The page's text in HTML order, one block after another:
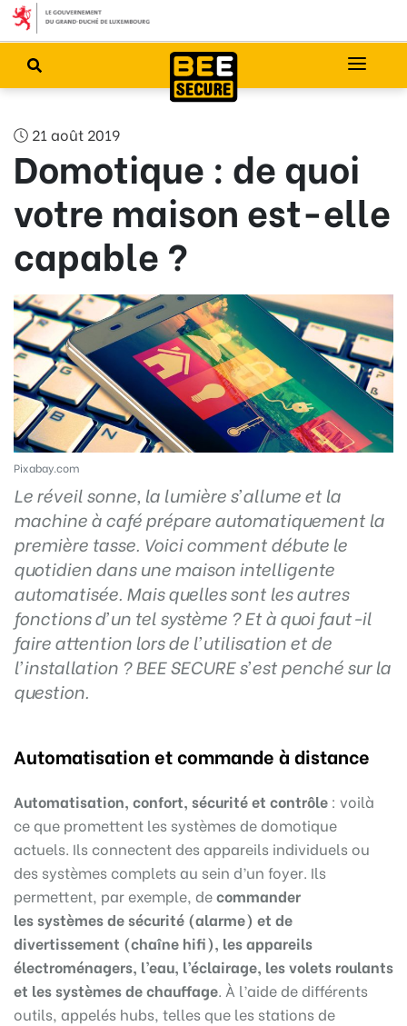
21 août 2019
Domotique : de quoi
votre maison est-elle
capable ?
Pixabay.com
Le réveil sonne, la lumière s’allume et la
machine à café prépare automatiquement la
première tasse. Voici comment débute le
quotidien dans une maison intelligente
automatisée. Mais quelles sont les autres
fonctions d’un tel système ? Et à quoi faut-il
faire attention lors de l’utilisation et de
l’installation ? BEE SECURE s’est penché sur la
question.
Automatisation et commande à distance
Automatisation, confort, sécurité et contrôle : voilà
ce que promettent les systèmes de domotique
actuels. Ils connectent des appareils individuels ou
des systèmes complets au sein d’un foyer. Ils
permettent, par exemple, decommander
lessystèmes de sécurité (alarme) et de
divertissement (chaîne hifi), les appareils
électroménagers, l’eau, l’éclairage, les volets roulants
et les systèmes de chauffage. À l’aide de différents
outils, appelés hubs, telles que les stations de